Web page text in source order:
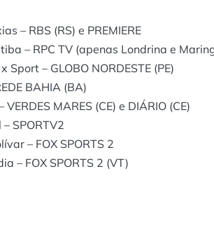
– RBS (RS) e PREMIERE
– RPC TV (apenas Londrina e
– GLOBO NORDESTE (PE)
BAHIA (BA)
MARES (CE) e DIÁRIO (CE)
SPORTV2
– FOX SPORTS 2
– FOX SPORTS 2 (VT)